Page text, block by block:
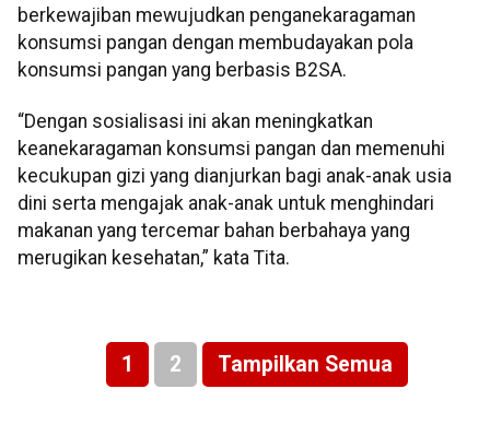
berkewajiban mewujudkan penganekaragaman
konsumsi pangan dengan membudayakan pola
konsumsi pangan yang berbasis B2SA.
“Dengan sosialisasi ini akan meningkatkan
keanekaragaman konsumsi pangan dan memenuhi
kecukupan gizi yang dianjurkan bagi anak-anak usia
dini serta mengajak anak-anak untuk menghindari
makanan yang tercemar bahan berbahaya yang
merugikan kesehatan,” kata Tita.
1 2 Tampilkan Semua